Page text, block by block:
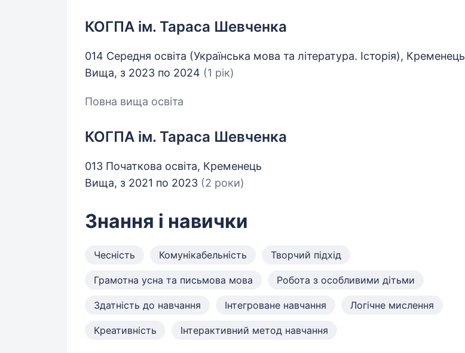
КОГПА ім. Тараса Шевченка
014 Середня освіта (Українська мова та література. Історія), Кременець
Вища, з 2023 по 2024 (1 рік)
Повна вища освіта
КОГПА ім. Тараса Шевченка
013 Початкова освіта, Кременець
Вища, з 2021 по 2023 (2 роки)
Знання і навички
Чесність Комунікабельність Творчий підхід
Грамотна усна та письмова мова Робота з особливими дітьми
Здатність до навчання Інтегроване навчання Логічне мислення
Креативність Інтерактивний метод навчання